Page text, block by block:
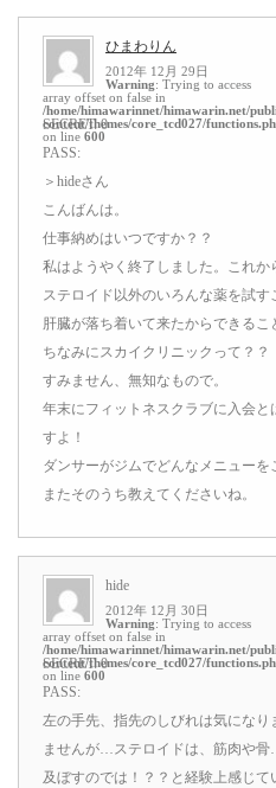
ひまわりん
2012年 12月 29日
Warning: Trying to access
array offset on false in
/home/himawarinnet/himawarin.net/
content/themes/core_tcd027/
on line 600
SECRET: 0
PASS:
＞hideさん
こんばんは。
仕事納めはいつですか？？
私はようやく終了しました。これか
ステロイド以外のいろんな薬を試す
肝臓が落ち着いて来たからできるこ
ちなみにスカイクリニックって？？
すみません、無知なもので。
年末にフィットネスクラブに入会
すよ！
ダンサーがジムでどんなメニューを
またそのうち教えてくださいね。
hide
2012年 12月 30日
Warning: Trying to access
array offset on false in
/home/himawarinnet/himawarin.net/
content/themes/core_tcd027/
on line 600
SECRET: 0
PASS:
左の手先、指先のしびれは気にな
ませんが…ステロイドは、筋肉や
及ぼすのでは！？？と経験上感じ